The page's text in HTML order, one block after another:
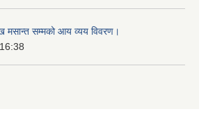
सम्मको आय व्यय विवरण।